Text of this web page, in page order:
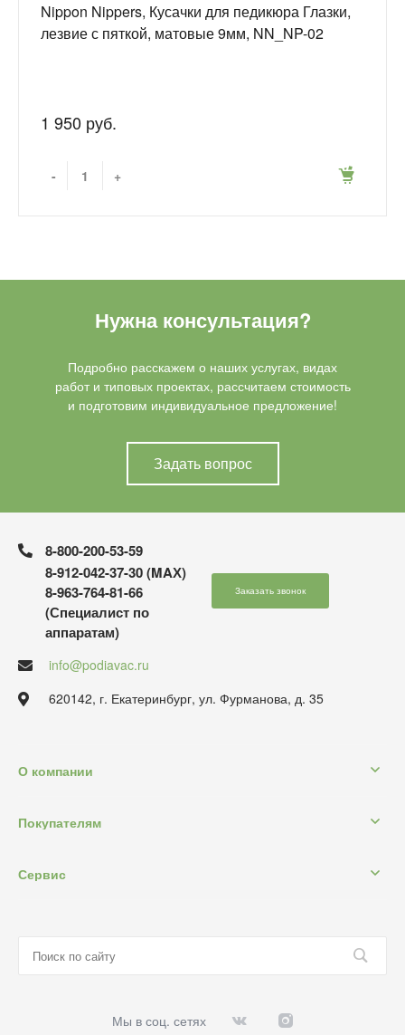
Nippon Nippers, Кусачки для педикюра Глазки,
лезвие с пяткой, матовые 9мм, NN_NP-02
1 950 руб.
- +
Нужна консультация?
Подробно расскажем о наших услугах, видах
работ и типовых проектах, рассчитаем стоимость
и подготовим индивидуальное предложение!
Задать вопрос
8-800-200-53-59
8-912-042-37-30 (MAХ)
8-963-764-81-66
(Специалист по
аппаратам)
Заказать звонок
info@podiavac.ru
620142, г. Екатеринбург, ул. Фурманова, д. 35
О компании
Покупателям
Сервис
Мы в соц. сетях